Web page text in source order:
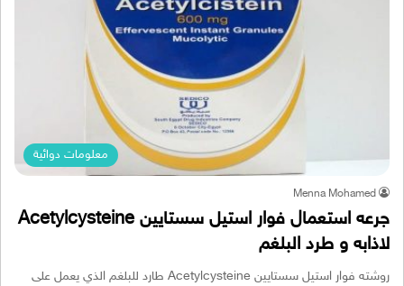
معلومات دوائية
Menna Mohamed
جرعه استعمال فوار استيل سستايين Acetylcysteine
لاذابه و طرد البلغم
روشته فوار استيل سستايين Acetylcysteine طارد للبلغم الذي يعمل على